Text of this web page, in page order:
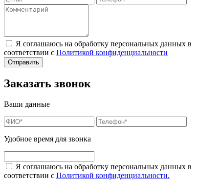
Я соглашаюсь на обработку персональных данных в
соответствии с Политикой конфиденциальности
Заказать звонок
Ваши данные
Удобное время для звонка
Я соглашаюсь на обработку персональных данных в
соответствии с Политикой конфиденциальности.